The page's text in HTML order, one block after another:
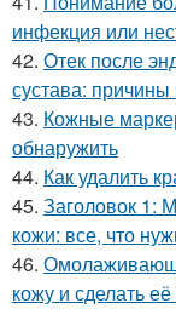
инфекция или
42. Отек после
сустава:
43. Кожные
обнаружить
44. Как удалить
45. Заголовок 1:
кожи: все, что
46.
кожу и сделать